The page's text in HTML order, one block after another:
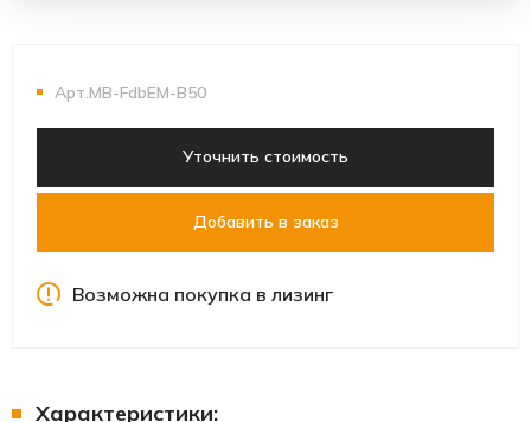
Арт.MB-FdbEM-B50
Уточнить стоимость
Добавить в заказ
Возможна покупка в лизинг
Характеристики: